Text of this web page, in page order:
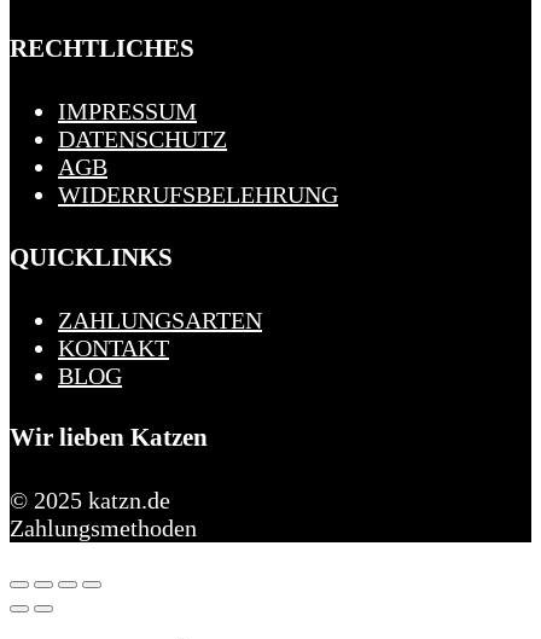
RECHTLICHES
IMPRESSUM
DATENSCHUTZ
AGB
WIDERRUFSBELEHRUNG
QUICKLINKS
ZAHLUNGSARTEN
KONTAKT
BLOG
Wir lieben Katzen
© 2025 katzn.de
Zahlungsmethoden